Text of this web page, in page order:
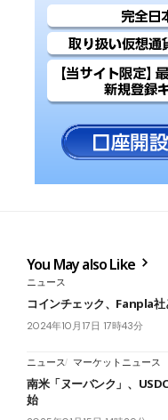
You May also Like
ニュース
コインチェック、Fanpla
2024年10月17日 17時43分
ニュース マーケットニュース
南米「ヌーバンク」、
始